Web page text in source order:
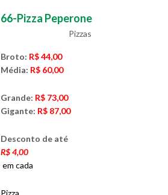
66-Pizza Peperone
Pizzas
Broto: R$ 44,00
Média: R$ 60,00
Grande: R$ 73,00
Gigante: R$ 87,00
Desconto de até
R$ 4,00
em cada
Pizza